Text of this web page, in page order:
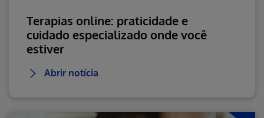
Terapias online: praticidade e
cuidado especializado onde você
estiver
Abrir notícia